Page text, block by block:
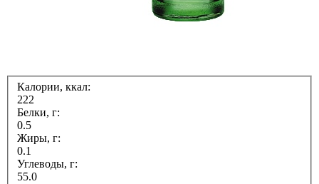
Калории, ккал:
222
Белки, г:
0.5
Жиры, г:
0.1
Углеводы, г:
55.0